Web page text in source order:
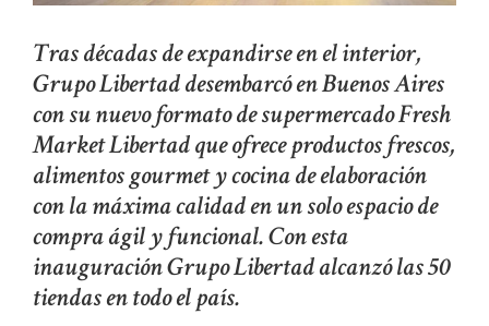
Tras décadas de expandirse en el interior,
Grupo Libertad desembarcó en Buenos Aires
con su nuevo formato de supermercado Fresh
Market Libertad que ofrece productos frescos,
alimentos gourmet y cocina de elaboración
con la máxima calidad en un solo espacio de
compra ágil y funcional. Con esta
inauguración Grupo Libertad alcanzó las 50
tiendas en todo el país.